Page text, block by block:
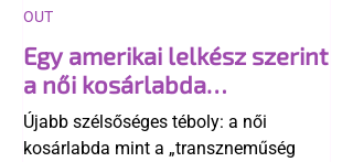
Egy amerikai lelkész szerint
a női kosárlabda
transzneműséghez vezet
Újabb szélsőséges téboly: a női
kosárlabda mint a „transzneműség
OUT